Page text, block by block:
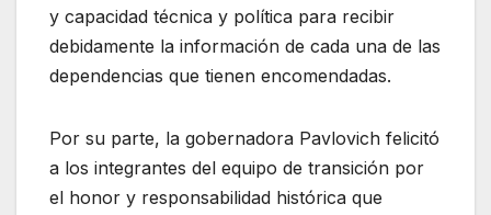
y capacidad técnica y política para recibir
debidamente la información de cada una de las
dependencias que tienen encomendadas.
Por su parte, la gobernadora Pavlovich felicitó
a los integrantes del equipo de transición por
el honor y responsabilidad histórica que